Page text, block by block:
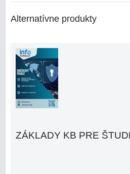
Alternatívne produkty
ZÁKLADY KB PRE